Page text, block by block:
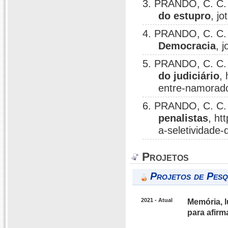
3. PRANDO, C.
do estupro,
4. PRANDO, C.
Democracia,
5. PRANDO, C.
do judiciário,
entre-
6. PRANDO, C.
penalistas,
a-seletividade-
Projetos
Projetos de
2021 - Atual
Memória,
para